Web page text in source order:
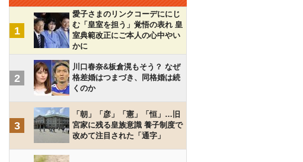
1
愛子さまのリンクコーデににじ
む「皇室を担う」覚悟の表れ 皇
室典範改正にご本人の心中やい
かに
2
川口春奈&板倉滉もそう？ なぜ
格差婚はつまづき、同格婚は続
くのか
3
「朝」「彦」「憲」「恒」…旧
宮家に残る皇族意識 養子制度で
改めて注目された「通字」